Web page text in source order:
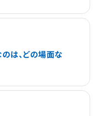
は、どの場面な